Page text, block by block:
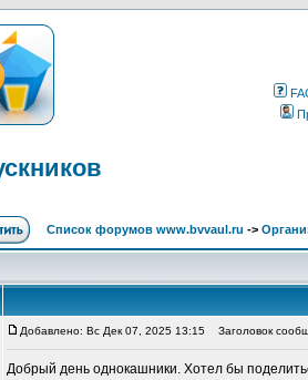
Список форумов www.bvvaul.ru ->
Добавлено: Вс Дек 07, 2025 13:15 Заголовок
Добрый день однокашники. Хотел бы